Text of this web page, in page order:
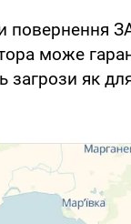
повернення
може
як